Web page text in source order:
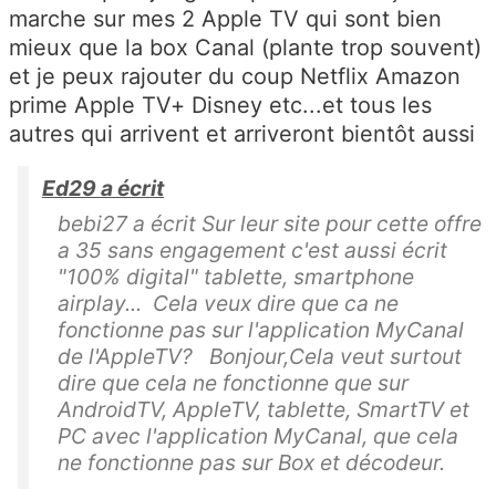
marche sur mes 2 Apple TV qui sont bien
mieux que la box Canal (plante trop souvent)
et je peux rajouter du coup Netflix Amazon
prime Apple TV+ Disney etc...et tous les
autres qui arrivent et arriveront bientôt aussi
Ed29 a écrit
bebi27 a écrit Sur leur site pour cette offre
a 35 sans engagement c'est aussi écrit
"100% digital" tablette, smartphone
airplay... Cela veux dire que ca ne
fonctionne pas sur l'application MyCanal
de l'AppleTV? Bonjour,Cela veut surtout
dire que cela ne fonctionne que sur
AndroidTV, AppleTV, tablette, SmartTV et
PC avec l'application MyCanal, que cela
ne fonctionne pas sur Box et décodeur.